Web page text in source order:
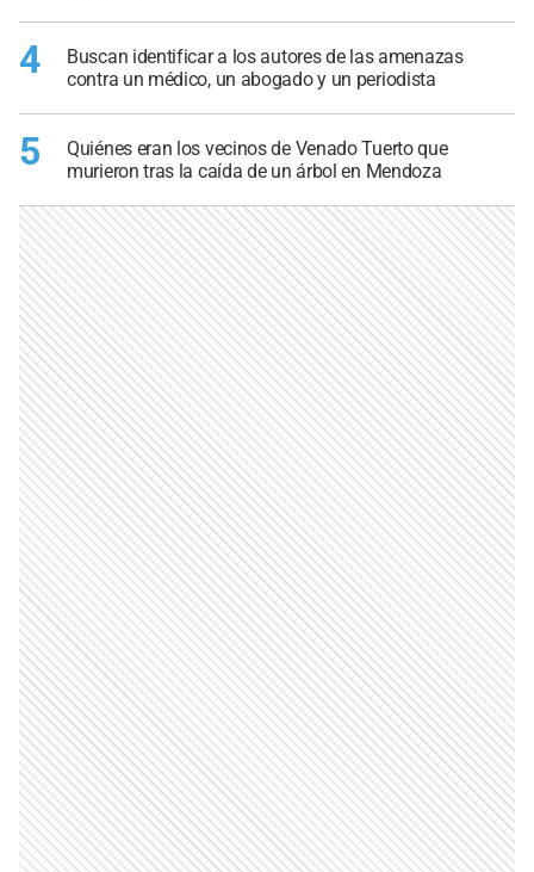
4
Buscan identificar a los autores de las amenazas
contra un médico, un abogado y un periodista
5
Quiénes eran los vecinos de Venado Tuerto que
murieron tras la caída de un árbol en Mendoza